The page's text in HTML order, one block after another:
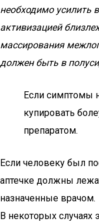
необходимо усилить
активизацией
массирования
должен быть в
Если симптомы
купировать
препаратом.
Если человеку был
аптечке должны
назначенные врачом.
В некоторых случаях